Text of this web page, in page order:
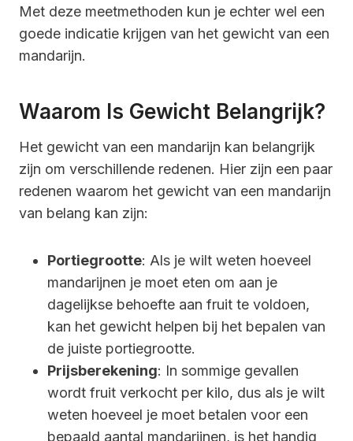
Met deze meetmethoden kun je echter wel een
goede indicatie krijgen van het gewicht van een
mandarijn.
Waarom Is Gewicht Belangrijk?
Het gewicht van een mandarijn kan belangrijk
zijn om verschillende redenen. Hier zijn een paar
redenen waarom het gewicht van een mandarijn
van belang kan zijn:
Portiegrootte: Als je wilt weten hoeveel
mandarijnen je moet eten om aan je
dagelijkse behoefte aan fruit te voldoen,
kan het gewicht helpen bij het bepalen van
de juiste portiegrootte.
Prijsberekening: In sommige gevallen
wordt fruit verkocht per kilo, dus als je wilt
weten hoeveel je moet betalen voor een
bepaald aantal mandarijnen, is het handig